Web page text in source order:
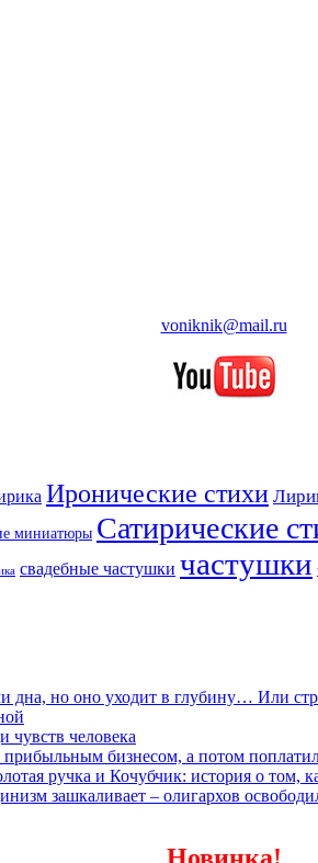
voniknik@mail.ru
Иронические стихи
миниатюры Сатирические
свадебные частушки частушки
дна, но оно уходит в глубину… Или
человека
прибыльным бизнесом, а потом
ручка и Кочубчик: история о том,
зашкаливает – олигархов